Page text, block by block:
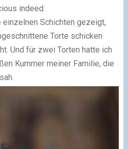
indeed.
einzelnen Schichten gezeigt,
Torte schicken
Und für zwei Torten hatte ich
Kummer meiner Familie, die